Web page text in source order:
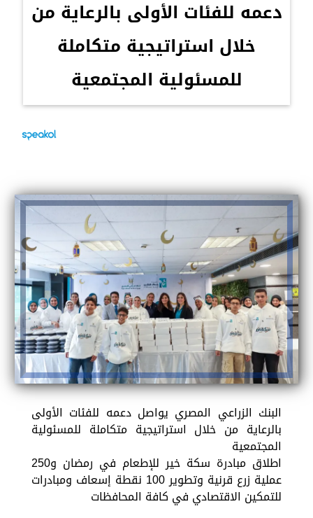
دعمه للفئات الأولى بالرعاية من
خلال استراتيجية متكاملة
للمسئولية المجتمعية
البنك الزراعي المصري يواصل دعمه للفئات الأولى
بالرعاية من خلال استراتيجية متكاملة للمسئولية
المجتمعية
اطلاق مبادرة سكة خير للإطعام في رمضان و250
عملية زرع قرنية وتطوير 100 نقطة إسعاف ومبادرات
للتمكين الاقتصادي في كافة المحافظات